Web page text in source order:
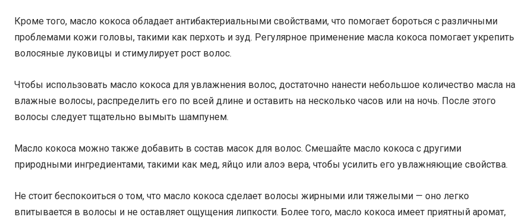
Кроме того, масло кокоса обладает антибактериальными свойствами, что помогает бороться с различными
проблемами кожи головы, такими как перхоть и зуд. Регулярное применение масла кокоса помогает укрепить
волосяные луковицы и стимулирует рост волос.
Чтобы использовать масло кокоса для увлажнения волос, достаточно нанести небольшое количество масла на
влажные волосы, распределить его по всей длине и оставить на несколько часов или на ночь. После этого
волосы следует тщательно вымыть шампунем.
Масло кокоса можно также добавить в состав масок для волос. Смешайте масло кокоса с другими
природными ингредиентами, такими как мед, яйцо или алоэ вера, чтобы усилить его увлажняющие свойства.
Не стоит беспокоиться о том, что масло кокоса сделает волосы жирными или тяжелыми — оно легко
впитывается в волосы и не оставляет ощущения липкости. Более того, масло кокоса имеет приятный аромат,